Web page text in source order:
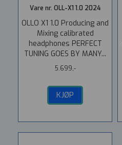
Vare nr. OLL-X1 1.0 2024
OLLO X1 1.0 Producing and
Mixing calibrated
headphones PERFECT
TUNING GOES BY MANY...
5.699,-
KJØP